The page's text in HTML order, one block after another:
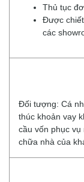
Thủ tục
Được
các
Đối tượng: Cá
thúc khoản vay
cầu vốn phục
chữa nhà của